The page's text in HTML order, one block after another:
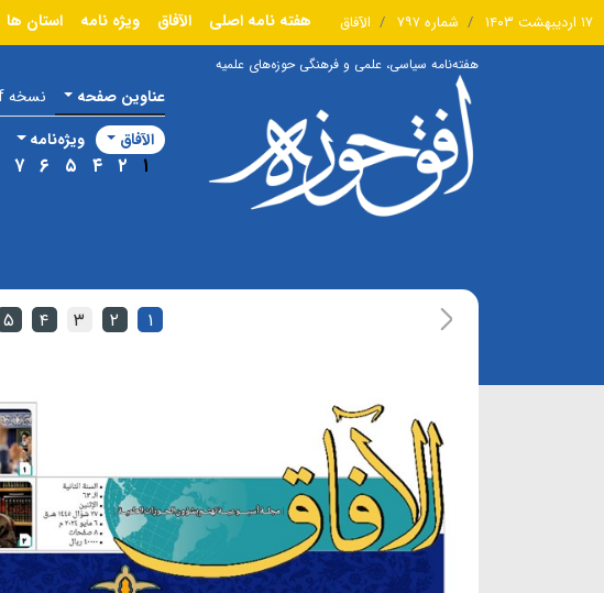
۱۷ اردیبهشت ۱۴۰۳ شماره ۷۹۷ الآفاق هفته نامه اصلی الآفاق ویژه نامه استان ها
هفته‌نامه سیاسی، علمی و فرهنگی حوزه‌های علمیه
عناوین صفحه نسخه Pdf
الآفاق
۱ ۲ ۴ ۵ ۶ ۷
ویژه‌نامه
۱ ۲ ۳ ۴ ۵